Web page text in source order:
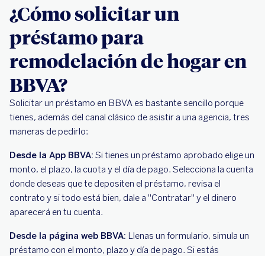
¿Cómo solicitar un
préstamo para
remodelación de hogar en
BBVA?
Solicitar un préstamo en BBVA es bastante sencillo porque
tienes, además del canal clásico de asistir a una agencia, tres
maneras de pedirlo:
Desde la App BBVA: Si tienes un préstamo aprobado elige un
monto, el plazo, la cuota y el día de pago. Selecciona la cuenta
donde deseas que te depositen el préstamo, revisa el
contrato y si todo está bien, dale a "Contratar" y el dinero
aparecerá en tu cuenta.
Desde la página web BBVA: Llenas un formulario, simula un
préstamo con el monto, plazo y día de pago. Si estás